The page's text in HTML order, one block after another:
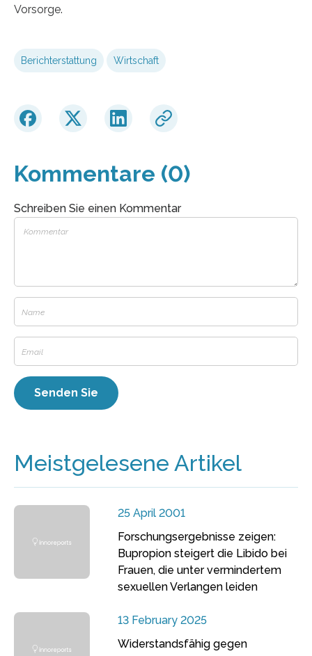
Vorsorge.
Berichterstattung Wirtschaft
Kommentare (0)
Schreiben Sie einen Kommentar
Meistgelesene Artikel
25 April 2001
Forschungsergebnisse zeigen:
Bupropion steigert die Libido bei
Frauen, die unter vermindertem
sexuellen Verlangen leiden
13 February 2025
Widerstandsfähig gegen